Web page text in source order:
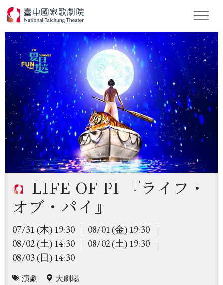
LIFE OF PI 『ライフ・
オブ・パイ』
07/31 (木) 19:30 08/01 (金) 19:30
08/02(土) 14:30 08/02(土) 19:30
08/03(日) 14:30
演劇 大劇場
キーワード検索